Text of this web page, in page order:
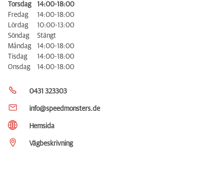
Torsdag
14:00-18:00
Fredag
14:00-18:00
Lördag
10:00-13:00
Söndag
Stängt
Måndag
14:00-18:00
Tisdag
14:00-18:00
Onsdag
14:00-18:00
0431 323303
info@speedmonsters.de
Hemsida
Vägbeskrivning